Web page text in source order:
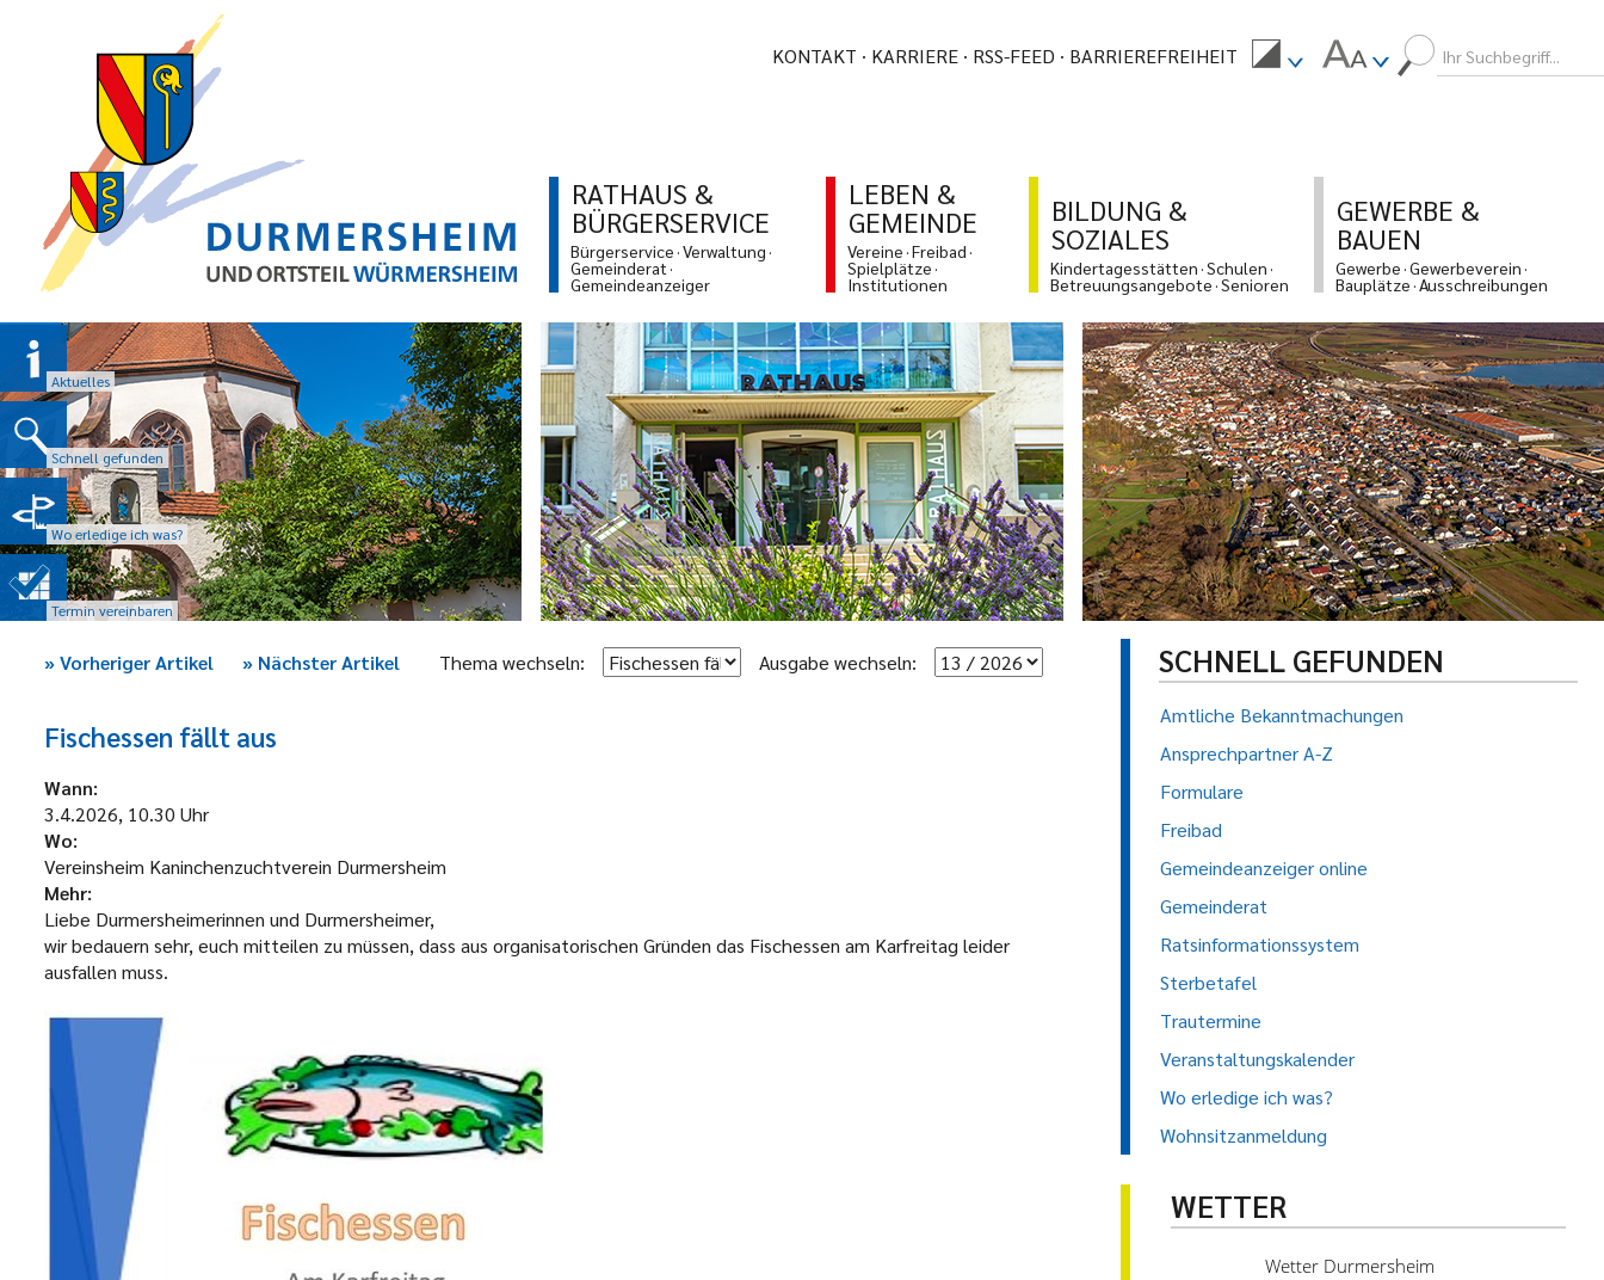
KONTAKT KARRIERE RSS-FEED BARRIEREFREIHEIT
RATHAUS &
BÜRGERSERVICE
Bürgerservice Verwaltung
Gemeinderat
Gemeindeanzeiger
LEBEN &
GEMEINDE
Vereine Freibad
Spielplätze
Institutionen
BILDUNG &
SOZIALES
Kindertagesstätten Schulen
Betreuungsangebote Senioren
GEWERBE &
BAUEN
Gewerbe Gewerbeverein
Bauplätze Ausschreibungen
Aktuelles
Schnell gefunden
Wo erledige ich was?
Termin vereinbaren
»Vorheriger Artikel » Nächster Artikel Thema wechseln: Ausgabe wechseln:
Fischessen fällt aus
Wann:
3.4.2026, 10.30 Uhr
Wo:
Vereinsheim Kaninchenzuchtverein Durmersheim
Mehr:
Liebe Durmersheimerinnen und Durmersheimer,
wir bedauern sehr, euch mitteilen zu müssen, dass aus organisatorischen Gründen das Fischessen am Karfreitag leider
ausfallen muss.
SCHNELL GEFUNDEN
Amtliche Bekanntmachungen
Ansprechpartner A-Z
Formulare
Freibad
Gemeindeanzeiger online
Gemeinderat
Ratsinformationssystem
Sterbetafel
Trautermine
Veranstaltungskalender
Wo erledige ich was?
Wohnsitzanmeldung
WETTER
Wetter Durmersheim